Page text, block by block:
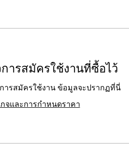
ารสมัครใช้งานที่ซื้อไว้
ารสมัครใช้งาน ข้อมูลจะปรากฏที่นี่
กจและการกำหนดราคา